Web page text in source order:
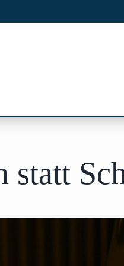
statt